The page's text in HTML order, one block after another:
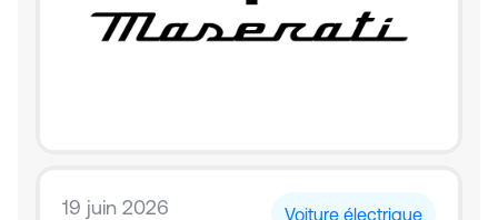
19 juin 2026 Voiture électrique